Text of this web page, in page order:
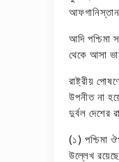
আদি পশ্চিমা
থেকে আসা
রাষ্ট্রীয়
উপনীত না
দুর্বল দেশের
(১) পশ্চিমা
উল্লেখ